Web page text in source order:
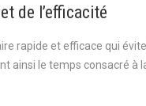
de l’efficacité
rapide et efficace qui
ainsi le temps consacré